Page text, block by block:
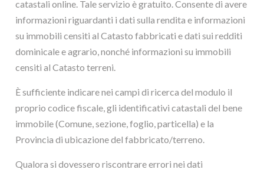
catastali online. Tale servizio è gratuito. Consente di avere
informazioni riguardanti i dati sulla rendita e informazioni
su immobili censiti al Catasto fabbricati e dati sui redditi
dominicale e agrario, nonché informazioni su immobili
censiti al Catasto terreni.
È sufficiente indicare nei campi di ricerca del modulo il
proprio codice fiscale, gli identificativi catastali del bene
immobile (Comune, sezione, foglio, particella) e la
Provincia di ubicazione del fabbricato/terreno.
Qualora si dovessero riscontrare errori nei dati